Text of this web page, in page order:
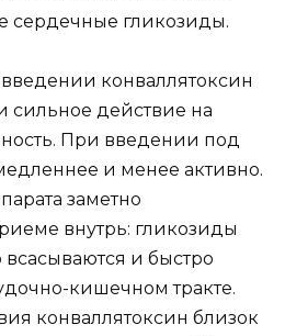
сердечные гликозиды.
конваллятоксин
сильное действие на
При введении под
и менее активно.
заметно
внутрь: гликозиды
и быстро
кишечном тракте.
конваллятоксин близок